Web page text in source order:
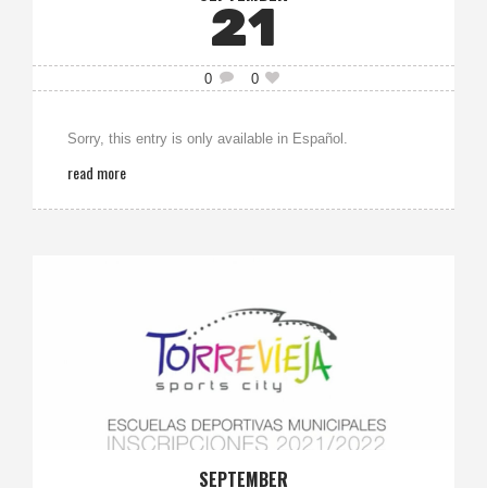
21
0 0
Sorry, this entry is only available in Español.
read more
SEPTEMBER